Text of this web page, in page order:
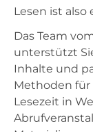
Lesen ist
Das Team
unterstützt
Inhalte und
Methoden
Lesezeit in